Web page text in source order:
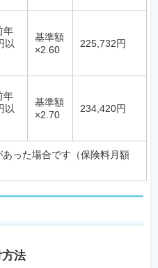
年
以
基準額
×2.60
225,732円
年
以
基準額
×2.70
234,420円
った場合です（保険料月額
法